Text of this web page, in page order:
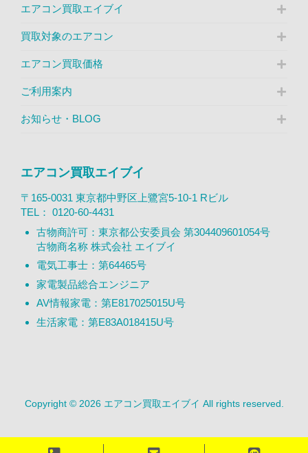
エアコン買取エイブイ
買取対象のエアコン
エアコン買取価格
ご利用案内
お知らせ・BLOG
エアコン買取エイブイ
〒165-0031 東京都中野区上鷺宮5-10-1 Rビル
TEL： 0120-60-4431
古物商許可：東京都公安委員会 第304409601054号
古物商名称 株式会社 エイブイ
電気工事士：第64465号
家電製品総合エンジニア
AV情報家電：第E817025015U号
生活家電：第E83A018415U号
Copyright © 2026 エアコン買取エイブイ All rights reserved.